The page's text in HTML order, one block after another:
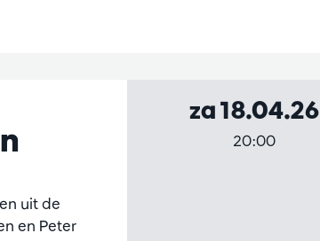
uit de
en Peter
za 18.04.26
20:00